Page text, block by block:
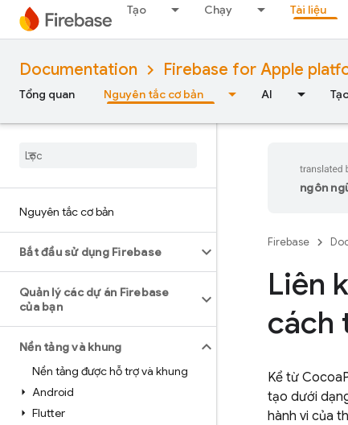
Tạo Chạy Tài liệu
Documentation Firebase for Apple
Tổng quan Nguyên tắc cơ bản AI
Nguyên tắc cơ bản
Bắt đầu sử dụng Firebase
Quản lý các dự án Firebase
của bạn
Nền tảng và khung
Nền tảng được hỗ trợ và khung
Android
Flutter
ngôn
Firebase
Liên
cách
Kể từ
tạo dưới
hành vi của